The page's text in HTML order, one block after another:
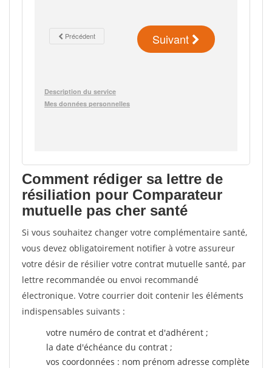
Comment rédiger sa lettre de
résiliation pour Comparateur
mutuelle pas cher santé
Si vous souhaitez changer votre complémentaire santé,
vous devez obligatoirement notifier à votre assureur
votre désir de résilier votre contrat mutuelle santé, par
lettre recommandée ou envoi recommandé
électronique. Votre courrier doit contenir les éléments
indispensables suivants :
votre numéro de contrat et d'adhérent ;
la date d'échéance du contrat ;
vos coordonnées : nom prénom adresse complète